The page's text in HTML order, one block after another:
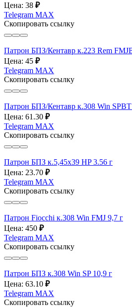
Цена: 38 ₽
Telegram MAX
Скопировать ссылку
Патрон БПЗ/Кентавр к.223 Rem
Цена: 45 ₽
Telegram MAX
Скопировать ссылку
Патрон БПЗ/Кентавр к.308 Win
Цена: 61.30 ₽
Telegram MAX
Скопировать ссылку
Патрон БПЗ к.5,45х39 HP 3.56 г
Цена: 23.70 ₽
Telegram MAX
Скопировать ссылку
Патрон Fiocchi к.308 Win FMJ 9,7 г
Цена: 450 ₽
Telegram MAX
Скопировать ссылку
Патрон БПЗ к.308 Win SP 10,9 г
Цена: 63.10 ₽
Telegram MAX
Скопировать ссылку